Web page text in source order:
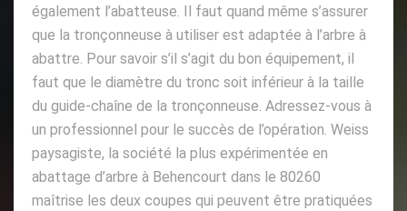
également l’abatteuse. Il faut quand même s’assurer
que la tronçonneuse à utiliser est adaptée à l’arbre à
abattre. Pour savoir s’il s’agit du bon équipement, il
faut que le diamètre du tronc soit inférieur à la taille
du guide-chaîne de la tronçonneuse. Adressez-vous à
un professionnel pour le succès de l’opération. Weiss
paysagiste, la société la plus expérimentée en
abattage d’arbre à Behencourt dans le 80260
maîtrise les deux coupes qui peuvent être pratiquées